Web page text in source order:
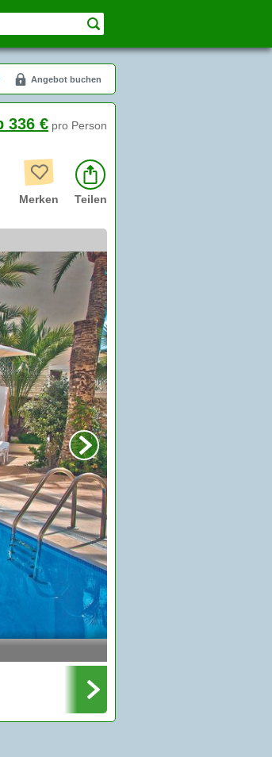
Angebot buchen
336 € pro Person
Merken Teilen